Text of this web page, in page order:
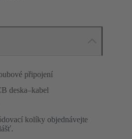
připojení
deska–kabel
kolíky objednávejte